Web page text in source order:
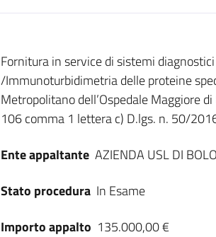
Dati del bando
Fornitura in service di sistemi
/Immunoturbidimetria delle proteine
Metropolitano dell’Ospedale Maggiore
106 comma 1 lettera c) D.lgs. n. 50/
Ente appaltante AZIENDA USL DI
Stato procedura In Esame
Importo appalto 135.000,00 €